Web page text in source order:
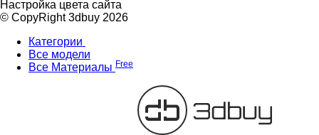
Настройка цвета сайта
© CopyRight 3dbuy 2026
Категории
Все модели
Все Материалы Free